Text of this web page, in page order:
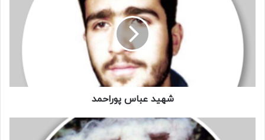
انفجار توپ و خمپاره به وجود آمده بود بالا و پایین میپرید و با
صدای گوش خراشی نعره کشان به جلو می‌خزید. تا اینکه بعد از
مدتی ایستاد. سریع پیاده شدیم. اوضاع نشان میداد که تا خط
فاصلۀ چندانی نیست و بقیه ی راه را باید پیاده برویم‌.
دور و اطراف جاده شلوغ بود و تعداد زیادی از بر و بچه‌های رزمنده
در دو طرف جاده داخل سنگرهای تعجیلی در انتظار دستور حرکت
بودند. منورهای دشمن شب را همچون روز روشن کرده بودند. آتش
دشمن سنگین بود، نعرۀ گوش خراش خمپاره‌های ۱۲۰و گلوله‌های
شهید عباس پوراحمد